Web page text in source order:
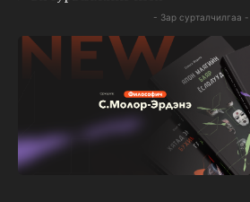
- Зар сурталчилгаа -